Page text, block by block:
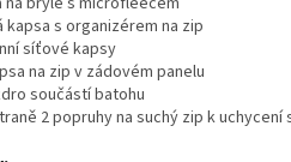
kapsa s organizérem na zip
síťové kapsy
na zip v zádovém panelu
součástí batohu
2 popruhy na suchý zip k uchycení